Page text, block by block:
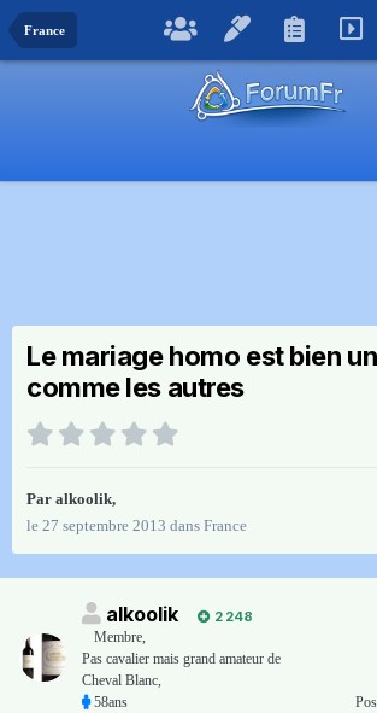
France
Le mariage homo est bien
comme les autres
Par alkoolik,
le 27 septembre 2013 dans France
alkoolik
2 248
Membre,
Pas cavalier mais grand amateur de
Cheval Blanc,
58ans